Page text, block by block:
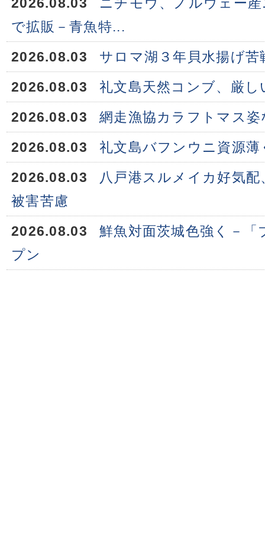
で拡販－青魚特...
2026.08.03
サロマ湖３年貝水揚げ苦
2026.08.03
礼文島天然コンブ、厳し
2026.08.03
網走漁協カラフトマス
2026.08.03
礼文島バフンウニ資源薄
2026.08.03
八戸港スルメイカ好気
被害苦慮
2026.08.03
鮮魚対面茨城色強く－
プン